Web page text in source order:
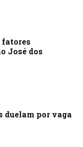
fatores
José dos
duelam por vaga